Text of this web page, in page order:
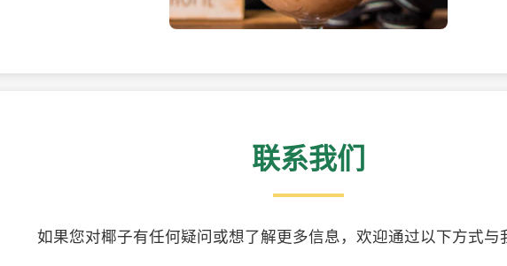
联系我们
如果您对椰子有任何疑问或想了解更多信息，欢迎通过以下方式与